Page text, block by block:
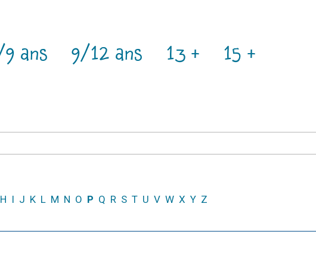
ans 9/12 ans 13 + 15 +
H I J K L M N O P Q R S T U V W X Y Z